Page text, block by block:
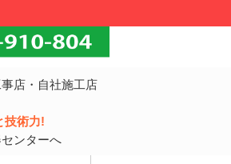
店・自社施工店
技術力!
ンターへ